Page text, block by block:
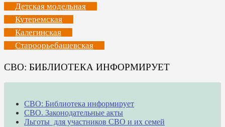
Детская модельная
Кутеремская
Калегинская
Староорьебашевская
СВО: БИБЛИОТЕКА ИНФОРМИРУЕТ
СВО: Библиотека информирует
СВО. Законодательные акты
Льготы для участников СВО и их семей